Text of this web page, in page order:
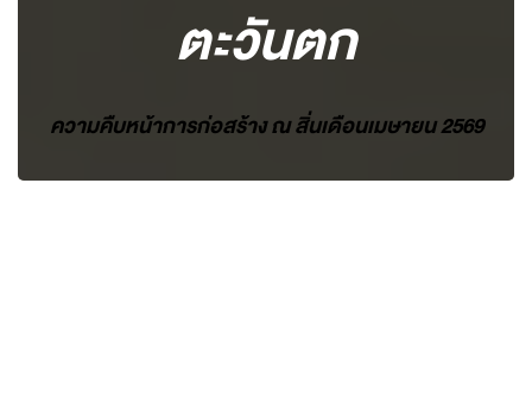
ตะวันตก
ความคืบหน้าการก่อสร้าง ณ สิ่นเดือนเมษายน 2569